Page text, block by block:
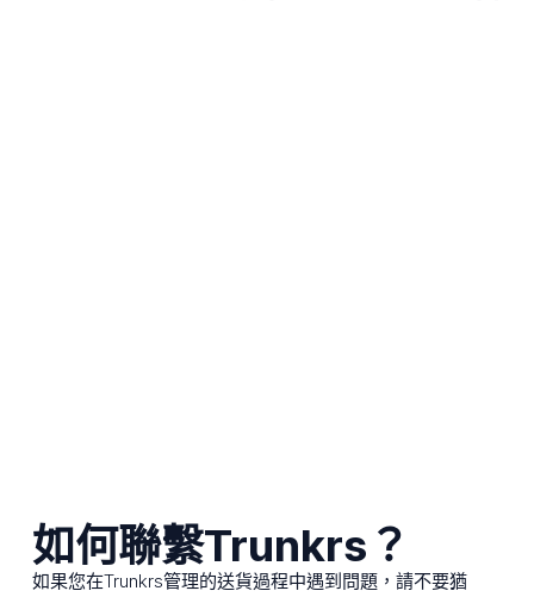
如何聯繫Trunkrs？
如果您在Trunkrs管理的送貨過程中遇到問題，請不要猶